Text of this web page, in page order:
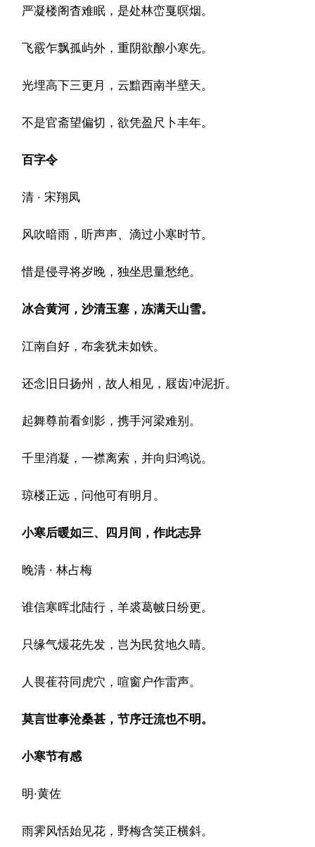
严凝楼阁杳难眠，是处林峦戛暝烟。
飞霰乍飘孤屿外，重阴欲酿小寒先。
光埋高下三更月，云黯西南半壁天。
不是官斋望偏切，欲凭盈尺卜丰年。
百字令
清 · 宋翔凤
风吹暗雨，听声声、滴过小寒时节。
惜是侵寻将岁晚，独坐思量愁绝。
冰合黄河，沙清玉塞，冻满天山雪。
江南自好，布衾犹未如铁。
还念旧日扬州，故人相见，屐齿冲泥折。
起舞尊前看剑影，携手河梁难别。
千里消凝，一襟离索，并向归鸿说。
琼楼正远，问他可有明月。
小寒后暖如三、四月间，作此志异
晚清 · 林占梅
谁信寒晖北陆行，羊裘葛帔日纷更。
只缘气煖花先发，岂为民贫地久晴。
人畏萑苻同虎穴，喧窗户作雷声。
莫言世事沧桑甚，节序迁流也不明。
小寒节有感
明·黄佐
雨霁风恬始见花，野梅含笑正横斜。